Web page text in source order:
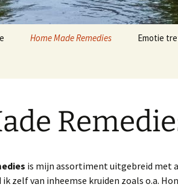
Home Made Remedies Emotie
is mijn assortiment uitgebreid met
zelf van inheemse kruiden zoals o.a.